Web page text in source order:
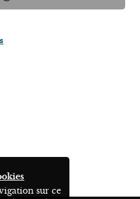
sur ce